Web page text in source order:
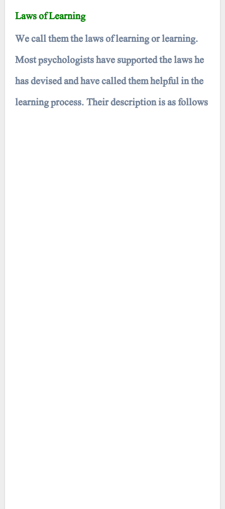
Laws of Learning
We call them the laws of learning or learning.
Most psychologists have supported the laws he
has devised and have called them helpful in the
learning process. Their description is as follows